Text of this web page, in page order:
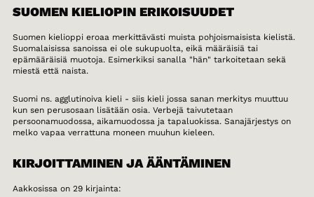
SUOMEN KIELIOPIN ERIKOISUUDET
Suomen kielioppi eroaa merkittävästi muista pohjoismaisista kielistä.
Suomalaisissa sanoissa ei ole sukupuolta, eikä määräisiä tai
epämääräisiä muotoja. Esimerkiksi sanalla "hän" tarkoitetaan sekä
miestä että naista.
Suomi ns. agglutinoiva kieli - siis kieli jossa sanan merkitys muuttuu
kun sen perusosaan lisätään osia. Verbejä taivutetaan
persoonamuodossa, aikamuodossa ja tapaluokissa. Sanajärjestys on
melko vapaa verrattuna moneen muuhun kieleen.
KIRJOITTAMINEN JA ÄÄNTÄMINEN
Aakkosissa on 29 kirjainta: